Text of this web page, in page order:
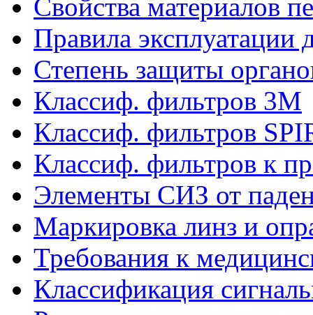
Свойства материалов
Правила эксплуатации
Степень защиты
Классиф. фильтров 3М
Классиф. фильтров
Классиф. фильтров к
Элементы СИЗ от
Маркировка линз и
Требования к
Классификация